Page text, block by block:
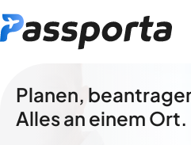
Planen,
Alles an einem Ort.